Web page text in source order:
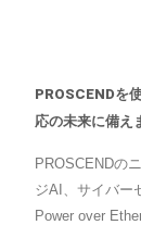
PROSCENDを
応の未来に備え
PROSCENDの
ジAI、サイバー
Power over